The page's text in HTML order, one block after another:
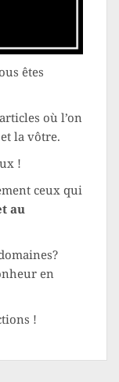
êtes
où l’on
la vôtre.
!
ceux qui
au
en
!